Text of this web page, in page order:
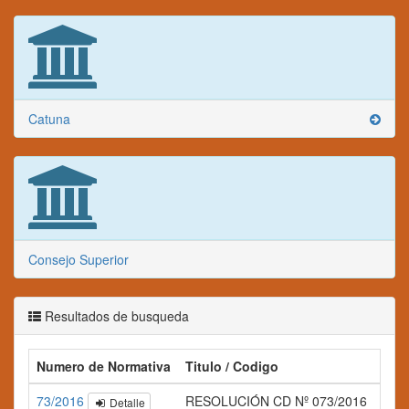
Catuna
Consejo Superior
Resultados de busqueda
Numero de Normativa Titulo / Codigo
73/2016
Detalle RESOLUCIÓN CD Nº 073/2016